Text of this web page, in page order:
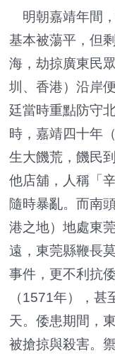
明朝嘉靖年間
基本被蕩平，但
海，劫掠廣東民
圳、香港）沿岸
廷當時重點防守
時，嘉靖四十年
生大饑荒，饑民
他店舖，人稱「
隨時暴亂。而南
港之地）地處東
遠，東莞縣鞭長
事件，更不利抗
（1571年），
天。倭患期間，
被搶掠與殺害。